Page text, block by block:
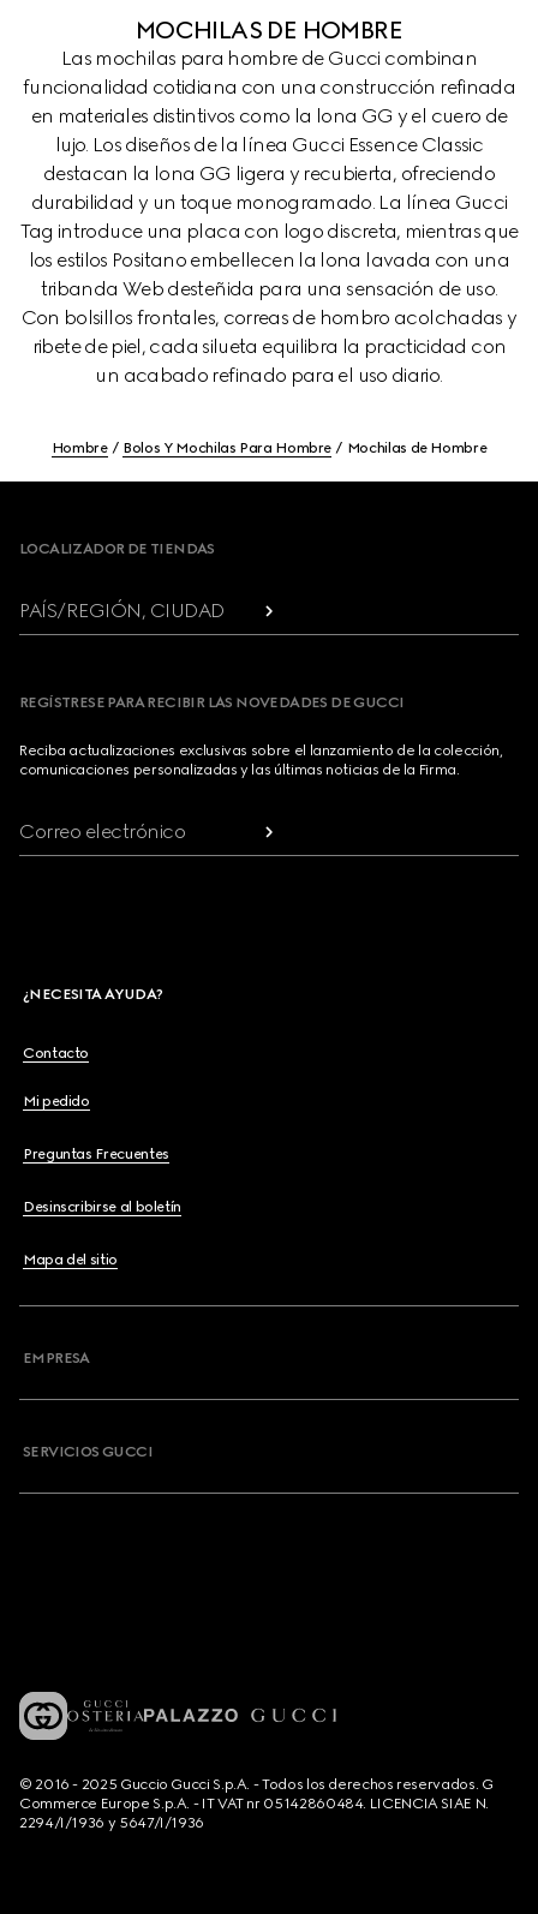
MOCHILAS DE HOMBRE
Las mochilas para hombre de Gucci combinan
funcionalidad cotidiana con una construcción refinada
en materiales distintivos como la lona GG y el cuero de
lujo. Los diseños de la línea Gucci Essence Classic
destacan la lona GG ligera y recubierta, ofreciendo
durabilidad y un toque monogramado. La línea Gucci
Tag introduce una placa con logo discreta, mientras que
los estilos Positano embellecen la lona lavada con una
tribanda Web desteñida para una sensación de uso.
Con bolsillos frontales, correas de hombro acolchadas y
ribete de piel, cada silueta equilibra la practicidad con
un acabado refinado para el uso diario.
Hombre Bolos Y Mochilas Para Hombre Mochilas de Hombre
LOCALIZADOR DE TIENDAS
PAÍS/REGIÓN, CIUDAD
REGÍSTRESE PARA RECIBIR LAS NOVEDADES DE GUCCI
Reciba actualizaciones exclusivas sobre el lanzamiento de la colección,
comunicaciones personalizadas y las últimas noticias de la Firma.
Correo electrónico
¿NECESITA AYUDA?
Contacto
Mi pedido
Preguntas Frecuentes
Desinscribirse al boletín
Mapa del sitio
EMPRESA
SERVICIOS GUCCI
© 2016 - 2025 Guccio Gucci S.p.A. - Todos los derechos reservados. G
Commerce Europe S.p.A. - IT VAT nr 05142860484. LICENCIA SIAE N.
2294/I/1936 y 5647/I/1936